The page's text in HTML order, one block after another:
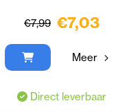
€7,99 €7,03
Meer
Direct leverbaar